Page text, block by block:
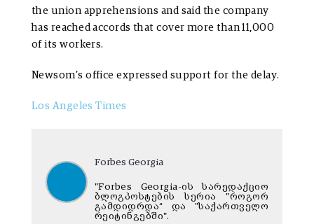
the union apprehensions and said the company
has reached accords that cover more than 11,000
of its workers.
Newsom’s office expressed support for the delay.
Los Angeles Times
Forbes Georgia
"Forbes Georgia-ის სარედაქციო
ბლოგპოსტების სერია "როგორ
გამდიდრდა“ და "საქართველო
რეიტინგებში".